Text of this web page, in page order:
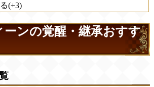
(+3)
ンの覚醒・継承おすす